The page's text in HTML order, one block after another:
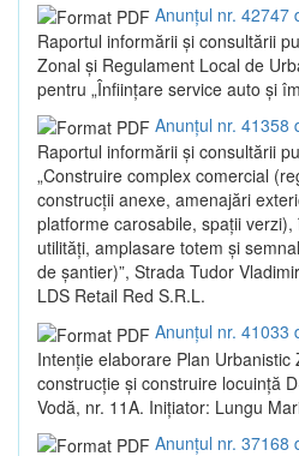
Anunțul nr. 42747
Raportul informării și consultării
Zonal și Regulament Local de
pentru „Înființare service auto și
Anunțul nr. 41358
Raportul informării și consultării
„Construire complex comercial
construcții anexe, amenajări
platforme carosabile, spații
utilități, amplasare totem și
de șantier)”, Strada Tudor
LDS Retail Red S.R.L.
Anunțul nr. 41033
Intenție elaborare Plan Urbanistic
construcție și construire locuință
Vodă, nr. 11A. Inițiator: Lungu
Anunțul nr. 37168